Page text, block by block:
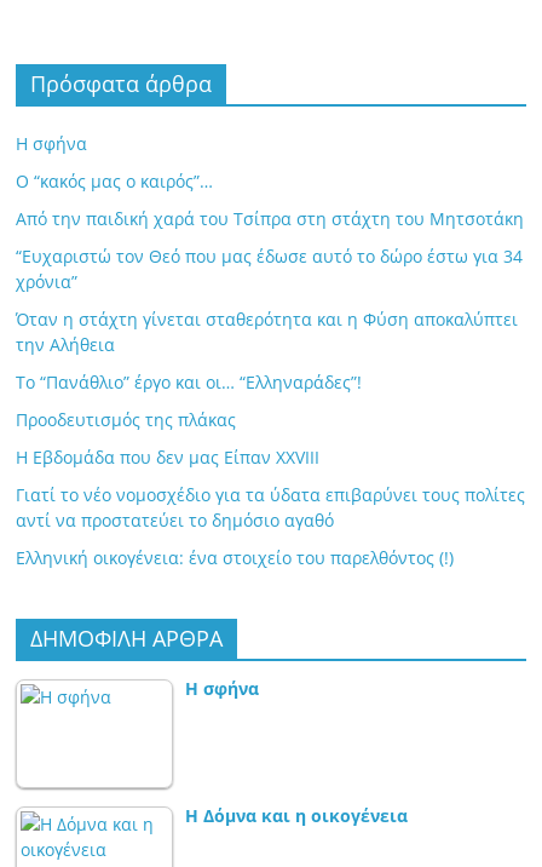
Πρόσφατα άρθρα
Η σφήνα
Ο “κακός μας ο καιρός”…
Από την παιδική χαρά του Τσίπρα στη στάχτη του Μητσοτάκη
“Ευχαριστώ τον Θεό που μας έδωσε αυτό το δώρο έστω για 34
χρόνια”
Όταν η στάχτη γίνεται σταθερότητα και η Φύση αποκαλύπτει
την Αλήθεια
Το “Πανάθλιο” έργο και οι… “Ελληναράδες”!
Προοδευτισμός της πλάκας
Η Εβδομάδα που δεν μας Είπαν XXVIII
Γιατί το νέο νομοσχέδιο για τα ύδατα επιβαρύνει τους πολίτες
αντί να προστατεύει το δημόσιο αγαθό
Ελληνική οικογένεια: ένα στοιχείο του παρελθόντος (!)
ΔΗΜΟΦΙΛΗ ΑΡΘΡΑ
Η σφήνα
Η Δόμνα και η οικογένεια